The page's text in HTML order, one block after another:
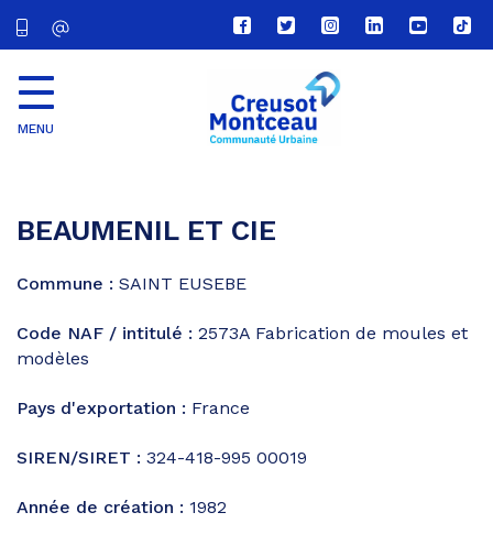
Lien
vers
compte
Facebook
Lien
vers
compte
Twitter
Lien
vers
le
compte
Lien
vers
Lien
vers
Lien
vers
MENU
BEAUMENIL ET CIE
Commune : SAINT EUSEBE
Code NAF / intitulé : 2573A Fabrication de moules et
modèles
Pays d'exportation : France
SIREN/SIRET : 324-418-995 00019
Année de création : 1982